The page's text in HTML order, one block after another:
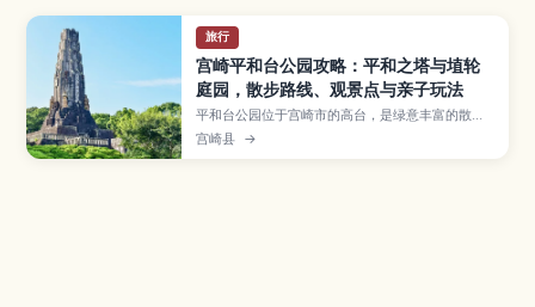
旅行
宫崎平和台公园攻略：平和之塔与埴轮
庭园，散步路线、观景点与亲子玩法
平和台公园位于宫崎市的高台，是绿意丰富的散步
好去处，以“平和之塔”和埴轮庭园闻名。本文整理
公园看点、观景与拍照位置、轻松步道与亲子体
宫崎县 →